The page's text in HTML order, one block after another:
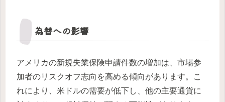
為替への影響
アメリカの新規失業保険申請件数の増加は、市場参
加者のリスクオフ志向を高める傾向があります。こ
れにより、米ドルの需要が低下し、他の主要通貨に